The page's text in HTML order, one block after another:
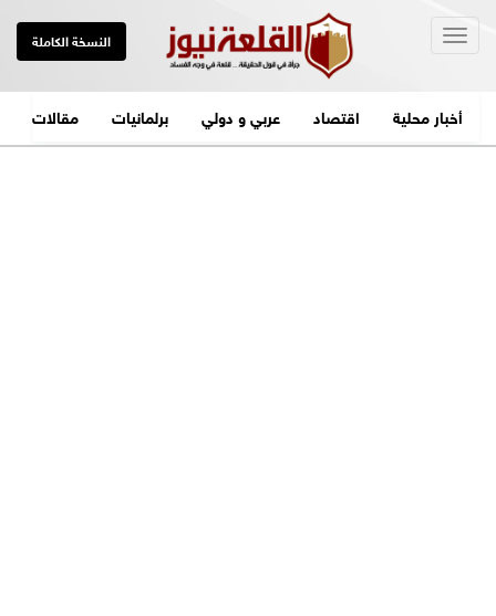
النسخة الكاملة
أخبار محلية اقتصاد عربي و دولي برلمانيات مقالات